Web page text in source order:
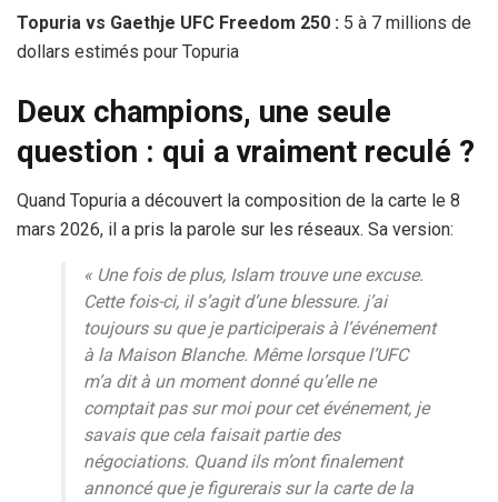
Topuria vs Gaethje UFC Freedom 250 : 5 à 7 millions de
dollars estimés pour Topuria
Deux champions, une seule
question : qui a vraiment reculé ?
Quand Topuria a découvert la composition de la carte le 8
mars 2026, il a pris la parole sur les réseaux. Sa version:
« Une fois de plus, Islam trouve une excuse.
Cette fois-ci, il s’agit d’une blessure. j’ai
toujours su que je participerais à l’événement
à la Maison Blanche. Même lorsque l’UFC
m’a dit à un moment donné qu’elle ne
comptait pas sur moi pour cet événement, je
savais que cela faisait partie des
négociations. Quand ils m’ont finalement
annoncé que je figurerais sur la carte de la